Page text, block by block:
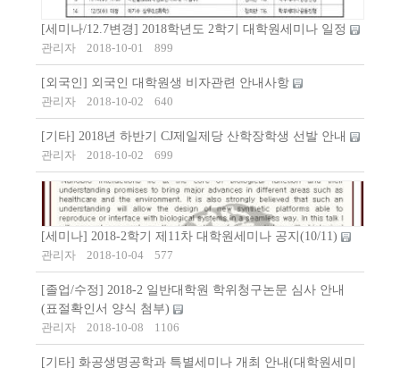
[세미나/12.7변경] 2018학년도 2학기 대학원세미나 일정
관리자
2018-10-01 899
[외국인] 외국인 대학원생 비자관련 안내사항
관리자
2018-10-02 640
[기타] 2018년 하반기 CJ제일제당 산학장학생 선발 안내
관리자
2018-10-02 699
[세미나] 2018-2학기 제11차 대학원세미나 공지(10/11)
관리자
2018-10-04 577
[졸업/수정] 2018-2 일반대학원 학위청구논문 심사 안내
(표절확인서 양식 첨부)
관리자
2018-10-08 1106
[기타] 화공생명공학과 특별세미나 개최 안내(대학원세미